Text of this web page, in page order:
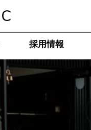
採用情報